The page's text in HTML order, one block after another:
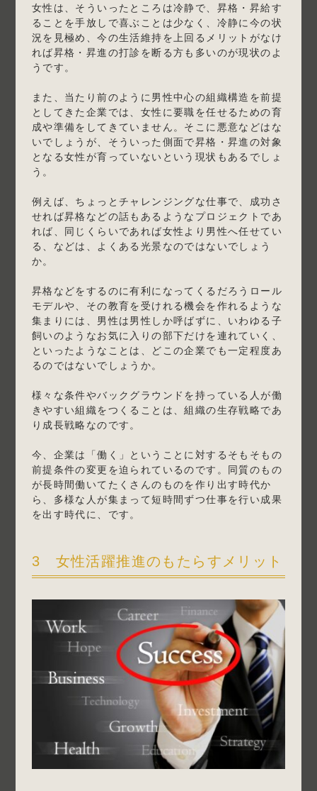
女性は、そういったところは冷静で、昇格・昇給す
ることを手放しで喜ぶことは少なく、冷静に今の状
況を見極め、今の生活維持を上回るメリットがなけ
れば昇格・昇進の打診を断る方も多いのが現状のよ
うです。
また、当たり前のように男性中心の組織構造を前提
としてきた企業では、女性に要職を任せるための育
成や準備をしてきていません。そこに悪意などはな
いでしょうが、そういった側面で昇格・昇進の対象
となる女性が育っていないという現状もあるでしょ
う。
例えば、ちょっとチャレンジングな仕事で、成功さ
せれば昇格などの話もあるようなプロジェクトであ
れば、同じくらいであれば女性より男性へ任せてい
る、などは、よくある光景なのではないでしょう
か。
昇格などをするのに有利になってくるだろうロール
モデルや、その教育を受けれる機会を作れるような
集まりには、男性は男性しか呼ばずに、いわゆる子
飼いのようなお気に入りの部下だけを連れていく、
といったようなことは、どこの企業でも一定程度あ
るのではないでしょうか。
様々な条件やバックグラウンドを持っている人が働
きやすい組織をつくることは、組織の生存戦略であ
り成長戦略なのです。
今、企業は「働く」ということに対するそもそもの
前提条件の変更を迫られているのです。同質のもの
が長時間働いてたくさんのものを作り出す時代か
ら、多様な人が集まって短時間ずつ仕事を行い成果
を出す時代に、です。
3 女性活躍推進のもたらすメリット